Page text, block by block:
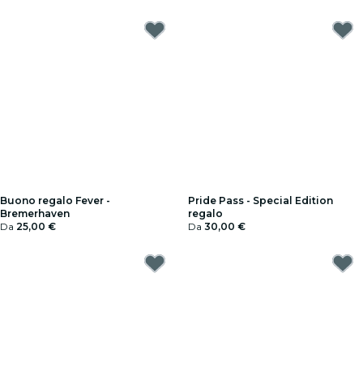
Buono regalo Fever -
Bremerhaven
Da 25,00 €
Pride Pass - Special Edition
regalo
Da 30,00 €